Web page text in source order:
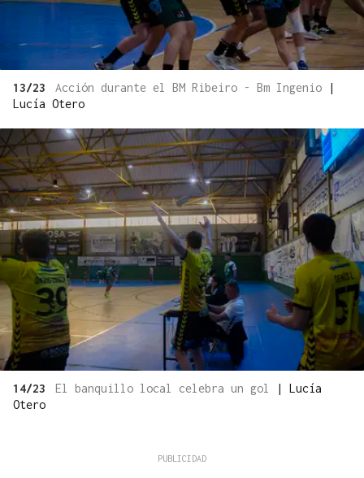
13/23 Acción durante el BM Ribeiro - Bm Ingenio
|
Lucía Otero
14/23 El banquillo local celebra un gol | Lucía
Otero